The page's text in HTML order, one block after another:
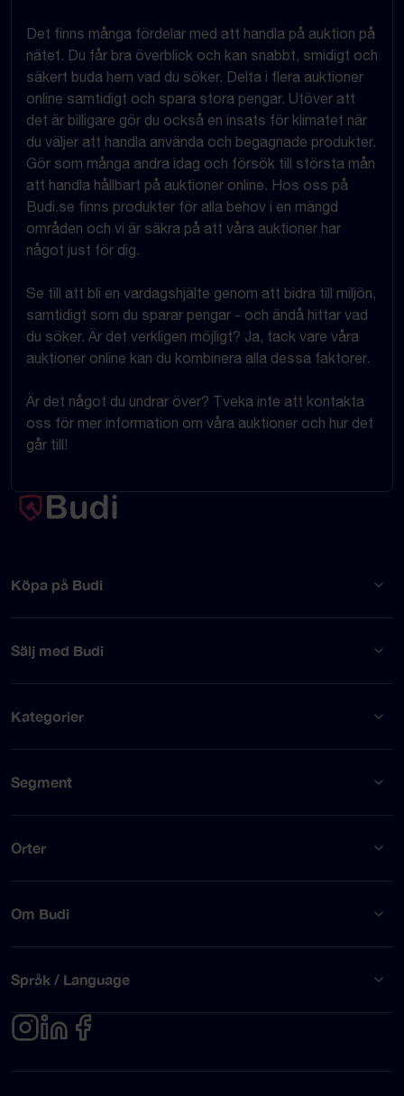
Det finns många fördelar med att handla på auktion på
nätet. Du får bra överblick och kan snabbt, smidigt och
säkert buda hem vad du söker. Delta i flera auktioner
online samtidigt och spara stora pengar. Utöver att
det är billigare gör du också en insats för klimatet när
du väljer att handla använda och begagnade produkter.
Gör som många andra idag och försök till största mån
att handla hållbart på auktioner online. Hos oss på
Budi.se finns produkter för alla behov i en mängd
områden och vi är säkra på att våra auktioner har
något just för dig.
Se till att bli en vardagshjälte genom att bidra till miljön,
samtidigt som du sparar pengar - och ändå hittar vad
du söker. Är det verkligen möjligt? Ja, tack vare våra
auktioner online kan du kombinera alla dessa faktorer.
Är det något du undrar över? Tveka inte att kontakta
oss för mer information om våra auktioner och hur det
går till!
Köpa på Budi
Sälj med Budi
Kategorier
Segment
Orter
Om Budi
Språk / Language